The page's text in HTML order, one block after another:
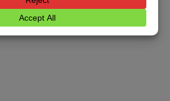
C1005 AAK, Buenos Aires,